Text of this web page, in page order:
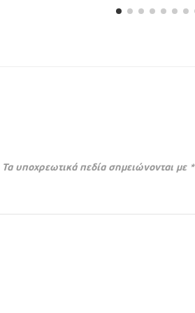
Τα υποχρεωτικά πεδία σημειώνονται με *